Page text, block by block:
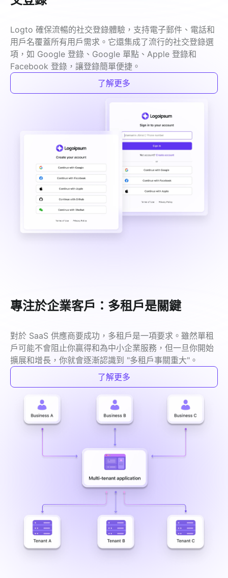
Logto 確保流暢的社交登錄體驗，支持電子郵件、電話和
用戶名覆蓋所有用戶需求。它還集成了流行的社交登錄選
項，如 Google 登錄、Google 單點、Apple 登錄和
Facebook 登錄，讓登錄簡單便捷。
了解更多
專注於企業客戶：多租戶是關鍵
對於 SaaS 供應商要成功，多租戶是一項要求。雖然單租
戶可能不會阻止你贏得和為中小企業服務，但一旦你開始
擴展和增長，你就會逐漸認識到 "多租戶事關重大"。
了解更多